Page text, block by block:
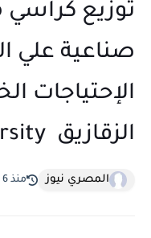
توزيع
صناعية علي
الإحتياجات
الزقازيق ‏zagazig ‎university ‎
المصري نيوز منذ 6 سنة